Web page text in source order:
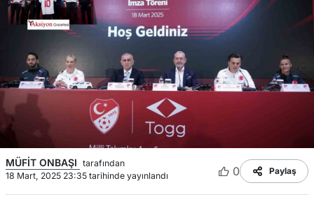
MÜFİT ONBAŞI tarafından
18 Mart, 2025 23:35 tarihinde yayınlandı
0 Paylaş